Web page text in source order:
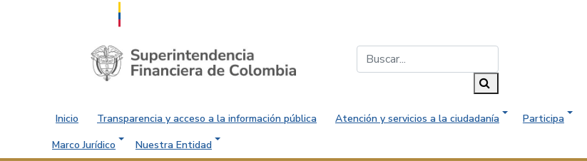
Saltar al contenido principal
Inicio Transparencia y acceso a la información pública Atención y servicios a la ciudadanía Participa
Marco Jurídico
Nuestra Entidad